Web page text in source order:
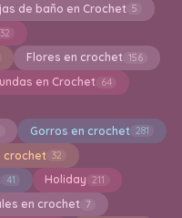
de baño en Crochet 5
32
Flores en crochet 156
en Crochet 64
Gorros en crochet 281
crochet 32
41 Holiday 211
en crochet 7